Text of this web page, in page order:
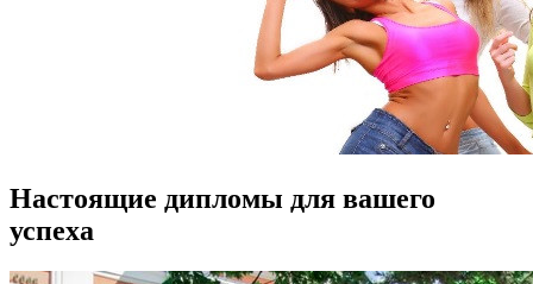
Настоящие дипломы для вашего
успеха